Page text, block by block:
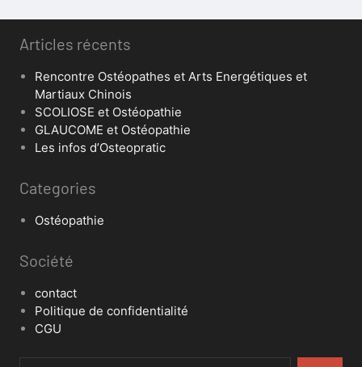
Articles récents
Rencontre Ostéopathes et Arts Energétiques et
Martiaux Chinois
SCOLIOSE et Ostéopathie
GLAUCOME et Ostéopathie
Les infos d’Osteopratic
Categories
Ostéopathie
Société
contact
Politique de confidentialité
CGU